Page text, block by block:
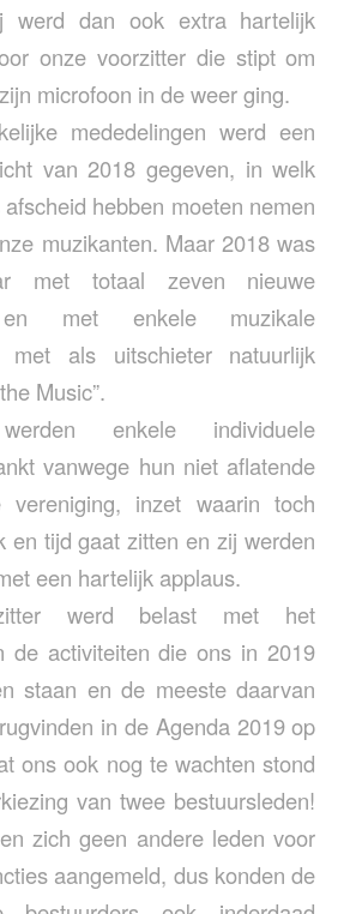
werd dan ook extra hartelijk
onze voorzitter die stipt om
microfoon in de weer ging.
mededelingen werd een
van 2018 gegeven, in welk
hebben moeten nemen
muzikanten. Maar 2018 was
met totaal zeven nieuwe
en met enkele muzikale
met als uitschieter natuurlijk
Music”.
enkele individuele
vanwege hun niet aflatende
inzet waarin toch
en tijd gaat zitten en zij werden
een hartelijk applaus.
werd belast met het
de activiteiten die ons in 2019
staan en de meeste daarvan
in de Agenda 2019 op
ons ook nog te wachten stond
van twee bestuursleden!
zich geen andere leden voor
aangemeld, dus konden de